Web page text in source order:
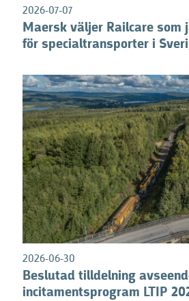
2026-07-07
Maersk väljer Railcare som
för specialtransporter i
0
2026-06-30
Beslutad tilldelning
incitamentsprogram LTIP